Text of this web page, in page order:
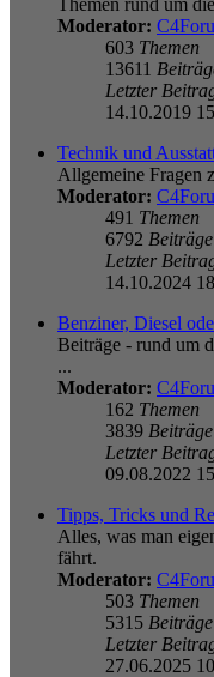
Themen rund um
Moderator:
603 Themen
13611
Letzter
14.10.2019
Technik und
Allgemeine Fragen
Moderator:
491 Themen
6792 Beiträge
Letzter
14.10.2024
Benziner, Diesel
Beiträge - rund um
...
Moderator:
162 Themen
3839 Beiträge
Letzter
09.08.2022
Tipps, Tricks und
Alles, was man
fährt.
Moderator:
503 Themen
5315 Beiträge
Letzter
27.06.2025